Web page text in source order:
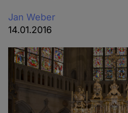
Jan Weber
14.01.2016